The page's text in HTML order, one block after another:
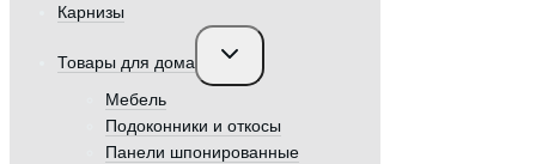
Карнизы
Товары для дома
Переключить
дочернее
Мебель
Подоконники и откосы
Панели шпонированные